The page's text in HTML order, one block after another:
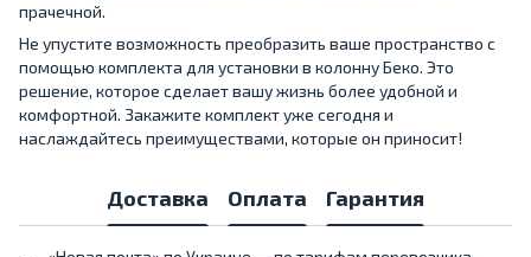
прачечной.
Не упустите возможность преобразить ваше пространство с
помощью комплекта для установки в колонну Беко. Это
решение, которое сделает вашу жизнь более удобной и
комфортной. Закажите комплект уже сегодня и
наслаждайтесь преимуществами, которые он приносит!
Доставка Оплата Гарантия